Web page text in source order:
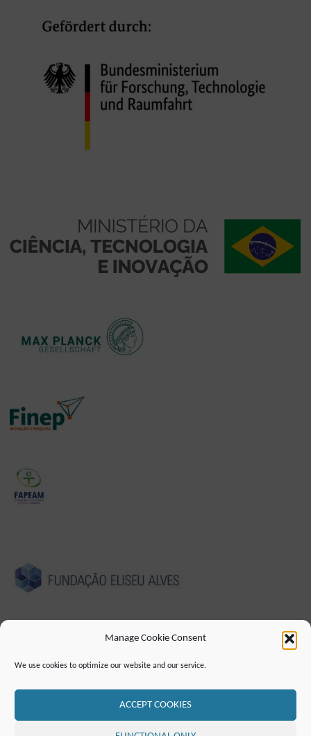
Manage Cookie Consent
We use cookies to optimize our website and our service.
ACCEPT COOKIES
ERKLÄRUNG ZUR BARRIEREFREIHEIT
KONTAKT MAILINGLISTE RSS FEED
©2019 ATTO - Amazon Tall Tower Observatory